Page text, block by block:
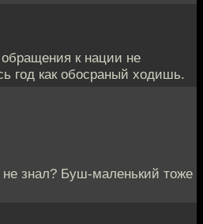
к нации не
год как обосраный ходишь.
не знал? Буш-маленький тоже